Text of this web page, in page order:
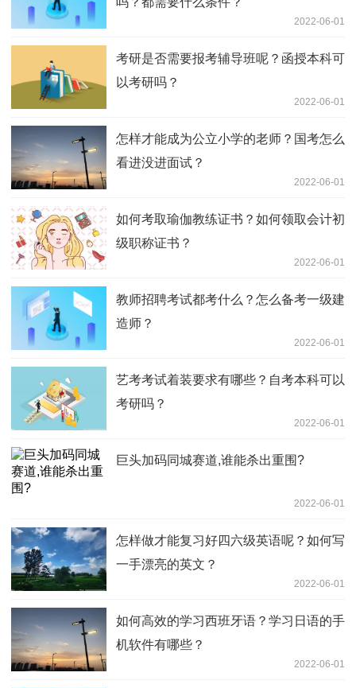
2022-06-01
考研是否需要报考辅导班呢？函授本科可
以考研吗？
2022-06-01
怎样才能成为公立小学的老师？国考怎么
看进没进面试？
2022-06-01
如何考取瑜伽教练证书？如何领取会计初
级职称证书？
2022-06-01
教师招聘考试都考什么？怎么备考一级建
造师？
2022-06-01
艺考考试着装要求有哪些？自考本科可以
考研吗？
2022-06-01
巨头加码同城赛道,谁能杀出重围?
2022-06-01
怎样做才能复习好四六级英语呢？如何写
一手漂亮的英文？
2022-06-01
如何高效的学习西班牙语？学习日语的手
机软件有哪些？
2022-06-01